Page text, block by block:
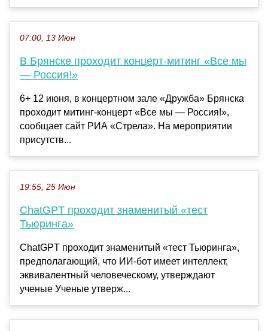
07:00, 13 Июн
В Брянске проходит концерт-митинг «Все мы
— Россия!»
6+ 12 июня, в концертном зале «Дружба» Брянска
проходит митинг-концерт «Все мы — Россия!»,
сообщает сайт РИА «Стрела». На мероприятии
присутств...
19:55, 25 Июн
ChatGPT проходит знаменитый «тест
Тьюринга»
ChatGPT проходит знаменитый «тест Тьюринга»,
предполагающий, что ИИ-бот имеет интеллект,
эквивалентный человеческому, утверждают
ученые Ученые утверж...